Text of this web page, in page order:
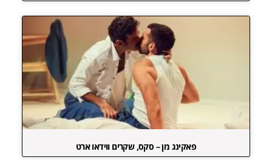
פאקינג מן – סקס, שקרים ווידאו ארט